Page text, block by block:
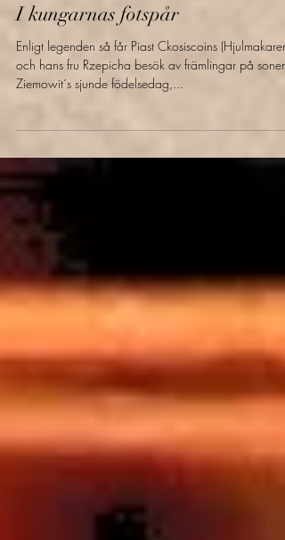
Torrt Mjöd
I kungarnas fotspår
Enligt legenden så får Piast Ckosiscoins (Hjulmakaren)
Ziemowit´s sjunde födelsedag,...